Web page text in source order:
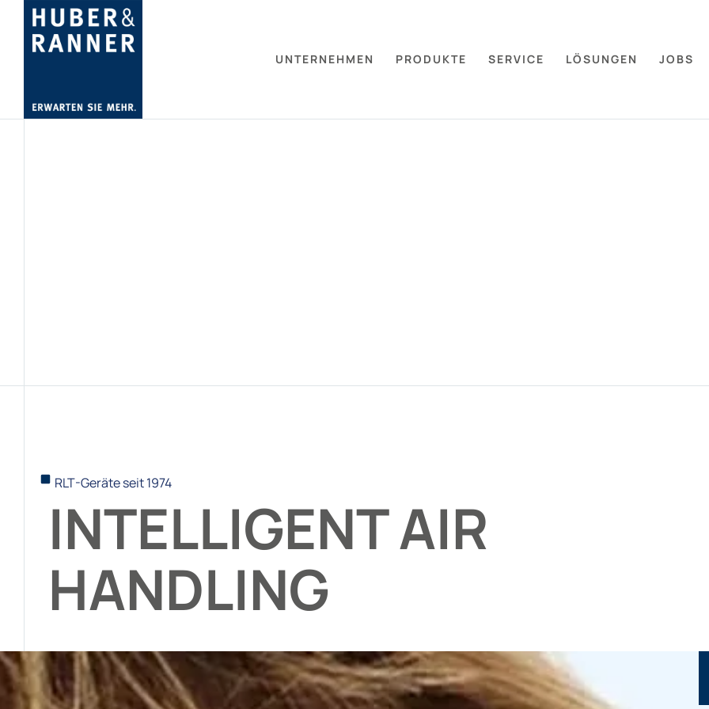
UNTERNEHMEN PRODUKTE SERVICE LÖSUNGEN JOBS
RLT-Geräte seit 1974
INTELLIGENT AIR
HANDLING